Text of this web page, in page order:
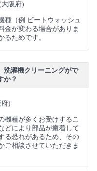
大阪府)
種（例 ビートウォッシュ
金が変わる場合がありま
るためです。
洗濯機クリーニングがで
か？
府)
機種が多くお受けするこ
どにより部品が癒着して
る恐れがあるため、その
ご相談させていただきま